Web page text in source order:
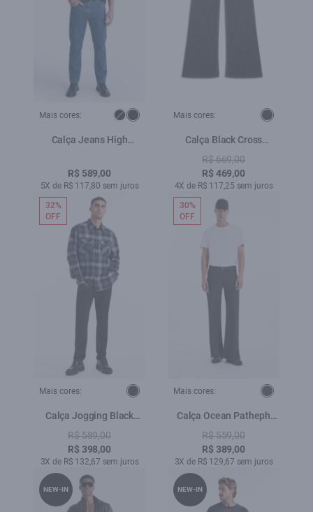
Mais cores:
Calça Jeans High
5 Pockets Lav.Medio
Total
R$ 589,00
5X de R$ 117,80 sem juros
Mais cores:
Calça Black Cross
Patheph Lav.Black
R$ 669,00
R$ 469,00
4X de R$ 117,25 sem juros
Mais cores:
Calça Jogging Black
Skinny Lav.Black
R$ 589,00
R$ 398,00
3X de R$ 132,67 sem juros
32%
OFF
Mais cores:
Calça Ocean Patheph
Lav. 35 Amaciado
R$ 559,00
R$ 389,00
3X de R$ 129,67 sem juros
30%
OFF
NEW-IN NEW-IN